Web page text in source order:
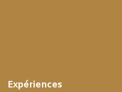
Expériences